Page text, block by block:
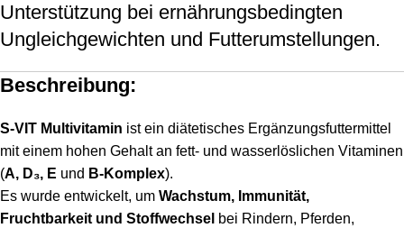
Unterstützung bei ernährungsbedingten
Ungleichgewichten und Futterumstellungen.
Beschreibung:
S-VIT Multivitamin ist ein diätetisches Ergänzungsfuttermittel
mit einem hohen Gehalt an fett- und wasserlöslichen Vitaminen
(A, D₃, E und B-Komplex).
Es wurde entwickelt, um Wachstum, Immunität,
Fruchtbarkeit und Stoffwechsel bei Rindern, Pferden,